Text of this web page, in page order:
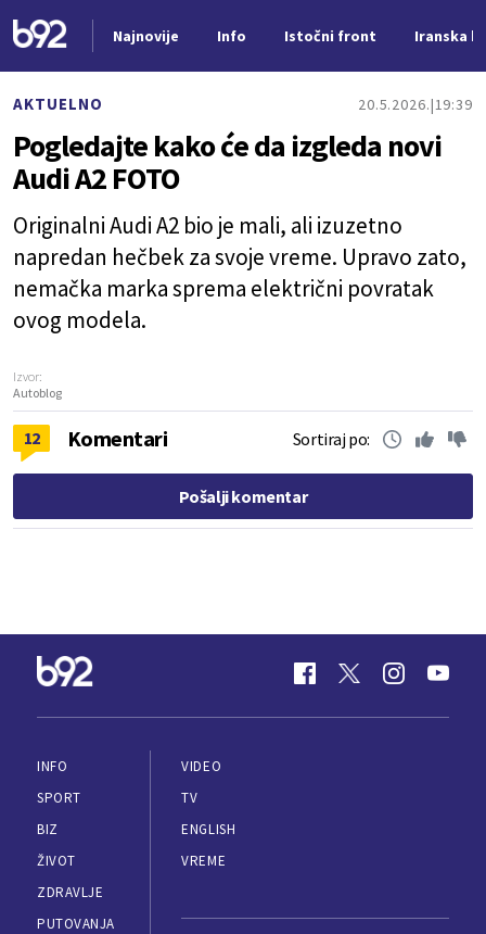
Najnovije Info Istočni front Iranska
AKTUELNO 20.5.2026. 19:39
Pogledajte kako će da izgleda novi
Audi A2 FOTO
Originalni Audi A2 bio je mali, ali izuzetno
napredan hečbek za svoje vreme. Upravo zato,
nemačka marka sprema električni povratak
ovog modela.
Izvor:
Autoblog
12 Komentari Sortiraj po:
Pošalji komentar
INFO
SPORT
BIZ
ŽIVOT
ZDRAVLJE
PUTOVANJA
VIDEO
TV
ENGLISH
VREME